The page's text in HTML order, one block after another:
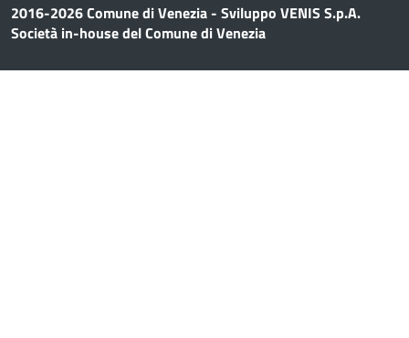
2016-2026 Comune di Venezia - Sviluppo VENIS S.p.A.
Società in-house del Comune di Venezia